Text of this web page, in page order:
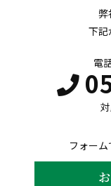
弊
下記
電
フォー